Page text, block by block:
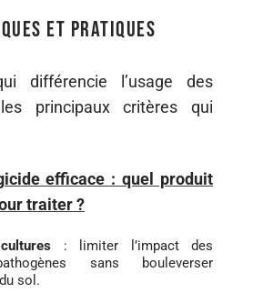
et pratiques
différencie l’usage des
principaux critères qui
efficace : quel produit
traiter ?
: limiter l’impact des
sans bouleverser
sol.